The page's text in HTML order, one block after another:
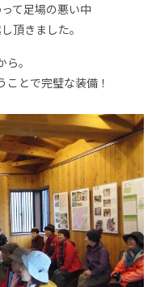
て足場の悪い中
頂きました。
。
とで完璧な装備！